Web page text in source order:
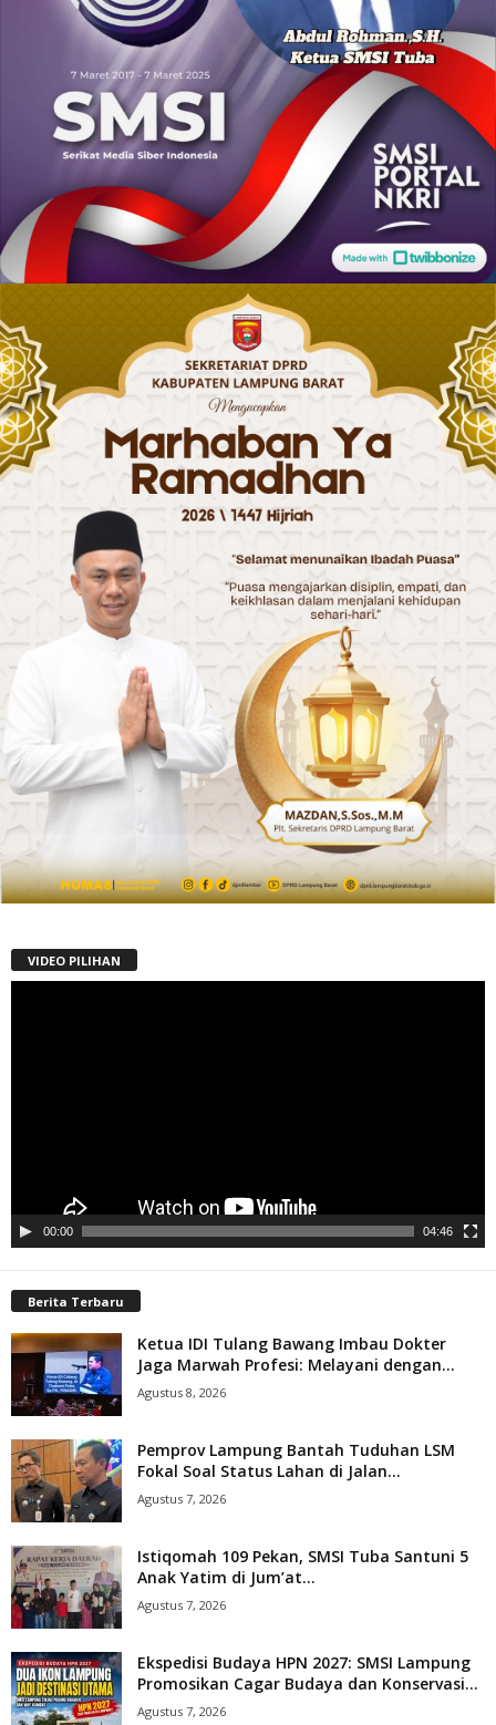
VIDEO PILIHAN
00:00 04:46
Berita Terbaru
Ketua IDI Tulang Bawang Imbau Dokter
Jaga Marwah Profesi: Melayani dengan...
Agustus 8, 2026
Pemprov Lampung Bantah Tuduhan LSM
Fokal Soal Status Lahan di Jalan...
Agustus 7, 2026
Istiqomah 109 Pekan, SMSI Tuba Santuni 5
Anak Yatim di Jum’at...
Agustus 7, 2026
Ekspedisi Budaya HPN 2027: SMSI Lampung
Promosikan Cagar Budaya dan Konservasi...
Agustus 7, 2026